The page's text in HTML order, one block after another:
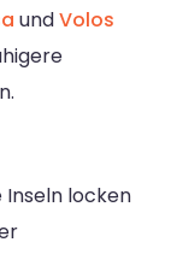
undVolos
Inseln locken